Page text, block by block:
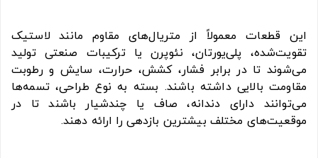
این قطعات معمولاً از متریال‌های مقاوم مانند لاستیک
تقویت‌شده، پلی‌یورتان، نئوپرن یا ترکیبات صنعتی تولید
می‌شوند تا در برابر فشار، کشش، حرارت، سایش و رطوبت
مقاومت بالایی داشته باشند. بسته به نوع طراحی، تسمه‌ها
می‌توانند دارای دندانه، صاف یا چندشیار باشند تا در
موقعیت‌های مختلف بیشترین بازدهی را ارائه دهند.